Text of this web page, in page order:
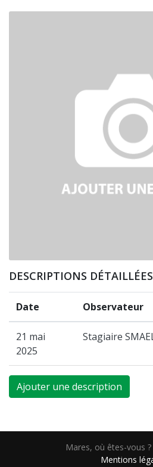
DESCRIPTIONS
Date Observateur
21 mai
2025
Stagiaire
Ajouter une description
Mares, où êtes-vous
Mentions